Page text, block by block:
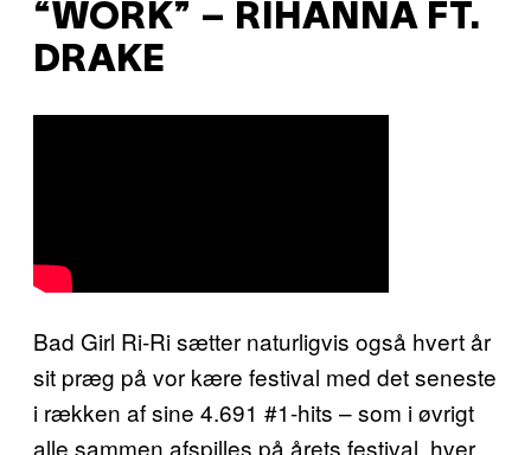
“WORK” – RIHANNA FT.
DRAKE
Bad Girl Ri-Ri sætter naturligvis også hvert år
sit præg på vor kære festival med det seneste
i rækken af sine 4.691 #1-hits – som i øvrigt
alle sammen afspilles på årets festival, hver